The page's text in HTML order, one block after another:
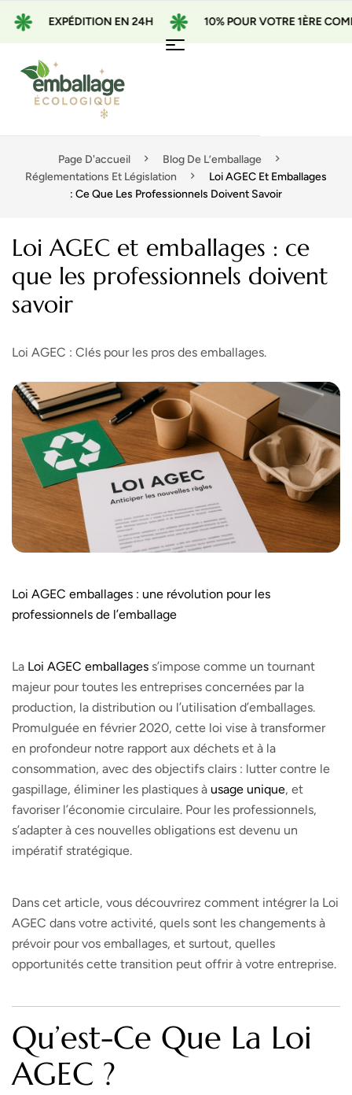
EXPÉDITION EN 24H 10% POUR VOTRE 1ÈRE
Page D'accueil
Blog De L’emballage
Réglementations Et Législation
Loi AGEC Et Emballages
: Ce Que Les Professionnels Doivent Savoir
Loi AGEC et emballages : ce
que les professionnels doivent
savoir
Loi AGEC : Clés pour les pros des emballages.
Loi AGEC emballages : une révolution pour les
professionnels de l’emballage
La Loi AGEC emballages s’impose comme un tournant
majeur pour toutes les entreprises concernées par la
production, la distribution ou l’utilisation d’emballages.
Promulguée en février 2020, cette loi vise à transformer
en profondeur notre rapport aux déchets et à la
consommation, avec des objectifs clairs : lutter contre le
gaspillage, éliminer les plastiques à usage unique, et
favoriser l’économie circulaire. Pour les professionnels,
s’adapter à ces nouvelles obligations est devenu un
impératif stratégique.
Dans cet article, vous découvrirez comment intégrer la Loi
AGEC dans votre activité, quels sont les changements à
prévoir pour vos emballages, et surtout, quelles
opportunités cette transition peut offrir à votre entreprise.
Qu’est-Ce Que La Loi
AGEC ?